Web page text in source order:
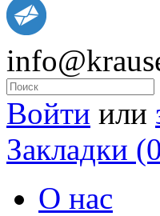
Войти или
Закладки
О нас